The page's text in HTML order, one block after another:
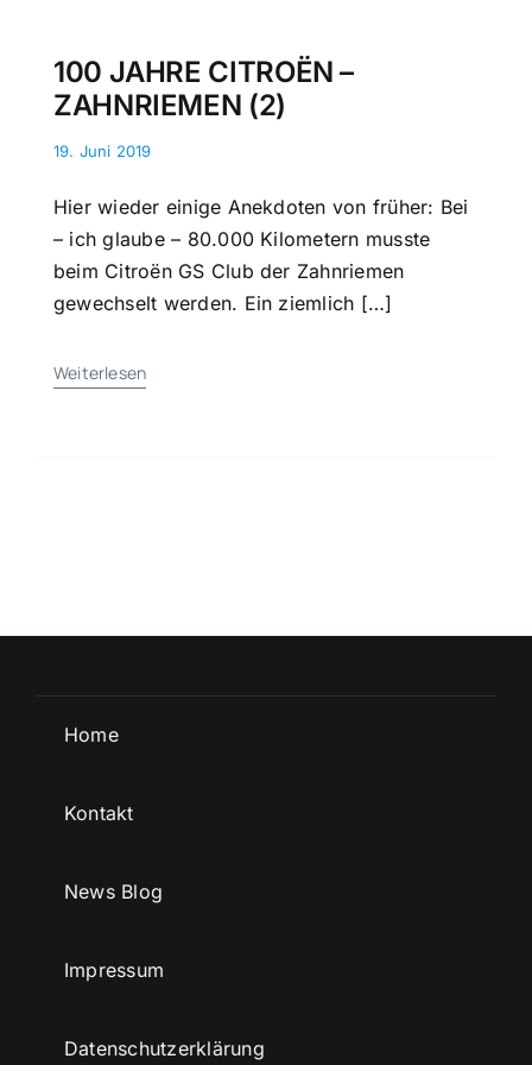
100 JAHRE CITROËN –
ZAHNRIEMEN (2)
19. Juni 2019
Hier wieder einige Anekdoten von früher: Bei
– ich glaube – 80.000 Kilometern musste
beim Citroën GS Club der Zahnriemen
gewechselt werden. Ein ziemlich […]
Weiterlesen
Home
Kontakt
News Blog
Impressum
Datenschutzerklärung